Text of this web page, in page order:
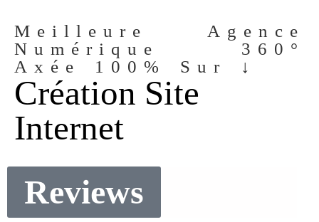
Meilleure Agence
Numérique 360°
Axée 100% Sur ↓
Création Site
Internet
Reviews